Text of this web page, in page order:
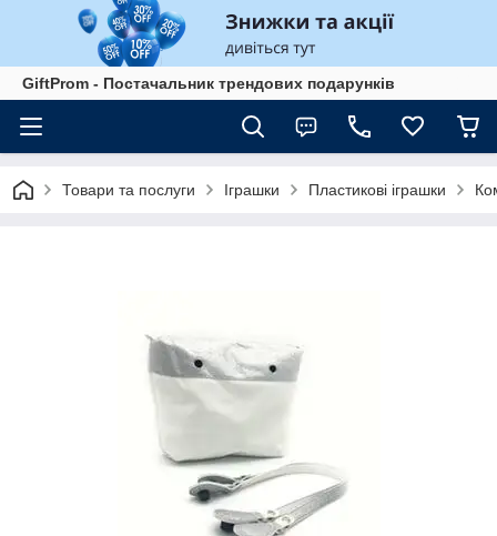
GiftProm - Постачальник трендових подарунків
Товари та послуги Іграшки Пластикові іграшки